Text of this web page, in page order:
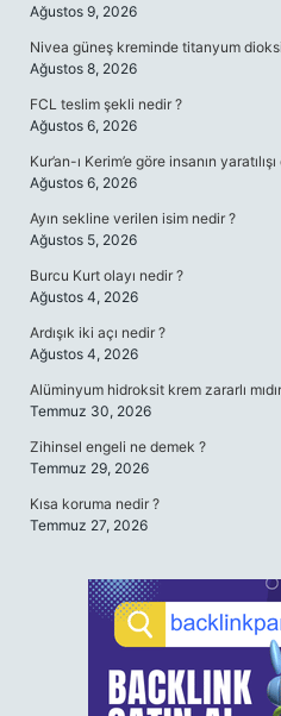
Ağustos 9, 2026
Nivea güneş kreminde titanyum
Ağustos 8, 2026
FCL teslim şekli nedir ?
Ağustos 6, 2026
Kur’an-ı Kerim’e göre insanın
Ağustos 6, 2026
Ayın sekline verilen isim nedir ?
Ağustos 5, 2026
Burcu Kurt olayı nedir ?
Ağustos 4, 2026
Ardışık iki açı nedir ?
Ağustos 4, 2026
Alüminyum hidroksit krem zararlı
Temmuz 30, 2026
Zihinsel engeli ne demek ?
Temmuz 29, 2026
Kısa koruma nedir ?
Temmuz 27, 2026